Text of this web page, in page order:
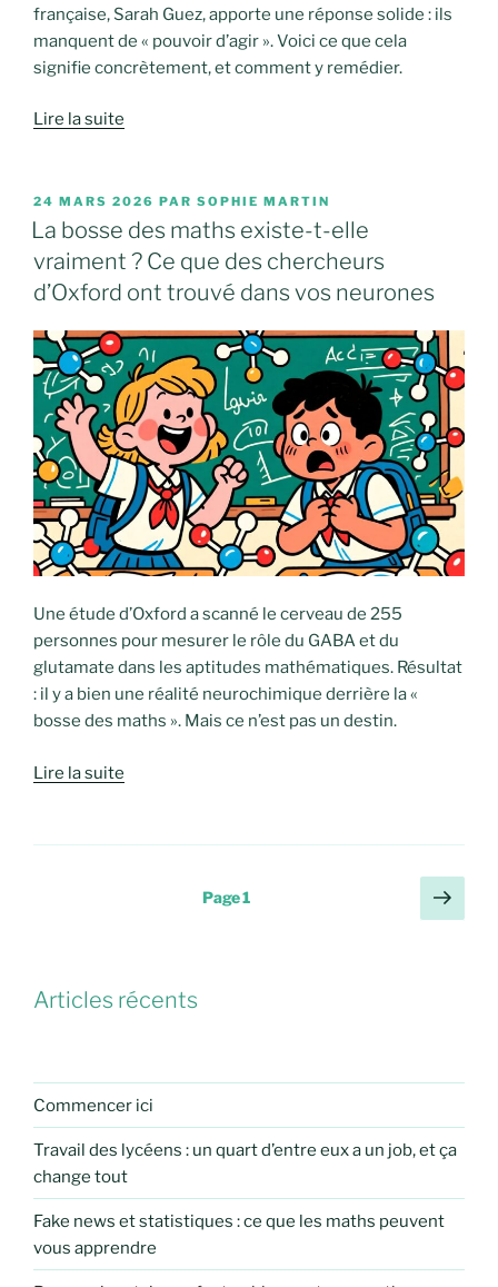
française, Sarah Guez, apporte une réponse solide : ils
manquent de « pouvoir d’agir ». Voici ce que cela
signifie concrètement, et comment y remédier.
Lire la suite
PUBLIÉ
LE
24 MARS 2026 PAR SOPHIE MARTIN
La bosse des maths existe-t-elle
vraiment ? Ce que des chercheurs
d’Oxford ont trouvé dans vos neurones
Une étude d’Oxford a scanné le cerveau de 255
personnes pour mesurer le rôle du GABA et du
glutamate dans les aptitudes mathématiques. Résultat
: il y a bien une réalité neurochimique derrière la «
bosse des maths ». Mais ce n’est pas un destin.
Lire la suite
Page1
Page
Articles récents
Commencer ici
Travail des lycéens : un quart d’entre eux a un job, et ça
change tout
Fake news et statistiques : ce que les maths peuvent
vous apprendre